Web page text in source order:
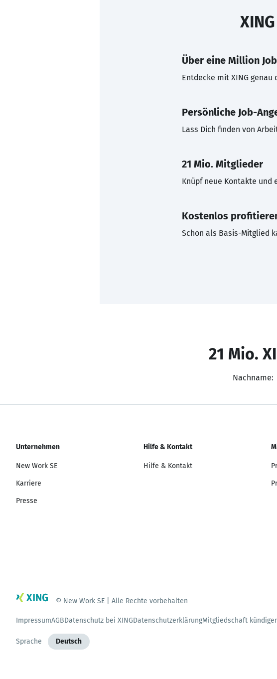
Über eine Million
Entdecke mit XING genau
Persönliche Job-
Lass Dich finden von
21 Mio. Mitglieder
Knüpf neue Kontakte und
Kostenlos
Schon als Basis-Mitglied
21 Mio.
Nachname:
Unternehmen
New Work SE
Karriere
Presse
Hilfe & Kontakt
Hilfe & Kontakt
© New Work SE | Alle Rechte vorbehalten
ImpressumAGBDatenschutz bei XINGDatenschutzerklärungMitgliedschaft
Sprache Deutsch